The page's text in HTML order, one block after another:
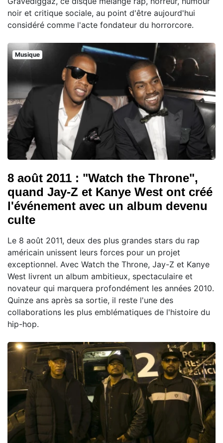
noir et critique sociale, au point d'être aujourd'hui
considéré comme l'acte fondateur du horrorcore.
Musique
8 août 2011 : "Watch the Throne",
quand Jay-Z et Kanye West ont créé
l'événement avec un album devenu
culte
Le 8 août 2011, deux des plus grandes stars du rap
américain unissent leurs forces pour un projet
exceptionnel. Avec Watch the Throne, Jay-Z et Kanye
West livrent un album ambitieux, spectaculaire et
novateur qui marquera profondément les années 2010.
Quinze ans après sa sortie, il reste l'une des
collaborations les plus emblématiques de l'histoire du
hip-hop.